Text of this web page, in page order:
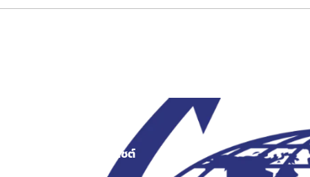
เมนูเว็บไซต์
หน้าแรก